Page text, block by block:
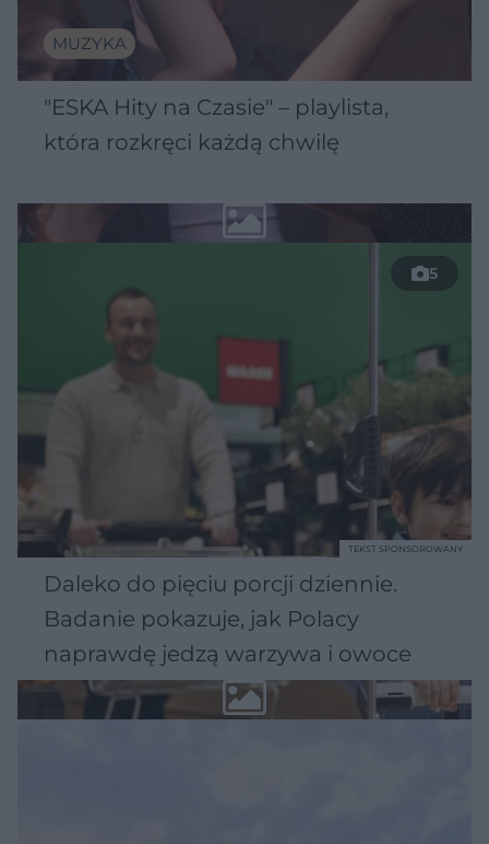
MUZYKA
"ESKA Hity na Czasie" – playlista,
która rozkręci każdą chwilę
5
Daleko do pięciu porcji dziennie.
Badanie pokazuje, jak Polacy
naprawdę jedzą warzywa i owoce
TEKST SPONSOROWANY